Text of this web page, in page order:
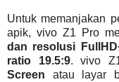
Untuk memanjakan
apik, vivo Z1 Pro
dan resolusi
ratio 19.5:9. vivo
Screen atau layar